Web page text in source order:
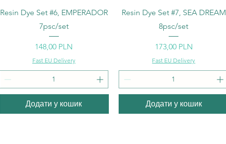
Швидкий перегляд
Resin Dye Set #6, EMPERADOR
7psc/set
Ціна
148,00 PLN
Fast EU Delivery
Додати у кошик
Швидкий перегляд
Resin Dye Set #7, SEA DREAM
8psc/set
Ціна
173,00 PLN
Fast EU Delivery
Додати у кошик